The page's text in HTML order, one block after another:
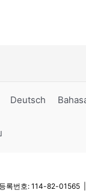
Deutsch
록번호: 114-82-01565